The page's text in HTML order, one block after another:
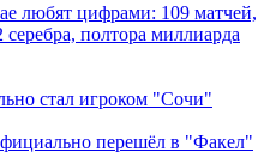
любят цифрами: 109 матчей,
полтора миллиарда
стал игроком "Сочи"
перешёл в "Факел"